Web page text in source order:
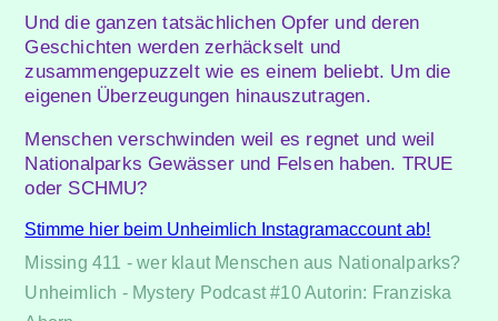
Und die ganzen tatsächlichen Opfer und deren
Geschichten werden zerhäckselt und
zusammengepuzzelt wie es einem beliebt. Um die
eigenen Überzeugungen hinauszutragen.
Menschen verschwinden weil es regnet und weil
Nationalparks Gewässer und Felsen haben. TRUE
oder SCHMU?
Stimme hier beim Unheimlich Instagramaccount ab!
Missing 411 - wer klaut Menschen aus Nationalparks?
Unheimlich - Mystery Podcast #10Autorin: Franziska